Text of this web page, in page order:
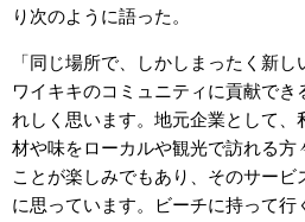
り次のように語った。
「同じ場所で、しかしまったく新
ワイキキのコミュニティに貢献でき
れしく思います。地元企業として、
材や味をローカルや観光で訪れる方
ことが楽しみでもあり、そのサービ
に思っています。ビーチに持って行